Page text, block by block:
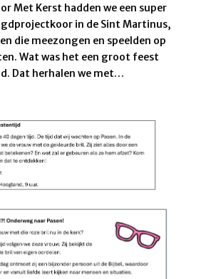
Met Kerst hadden we een super
in de Sint Martinus,
die meezongen en speelden op
Wat was het een groot feest
Dat herhalen we met…